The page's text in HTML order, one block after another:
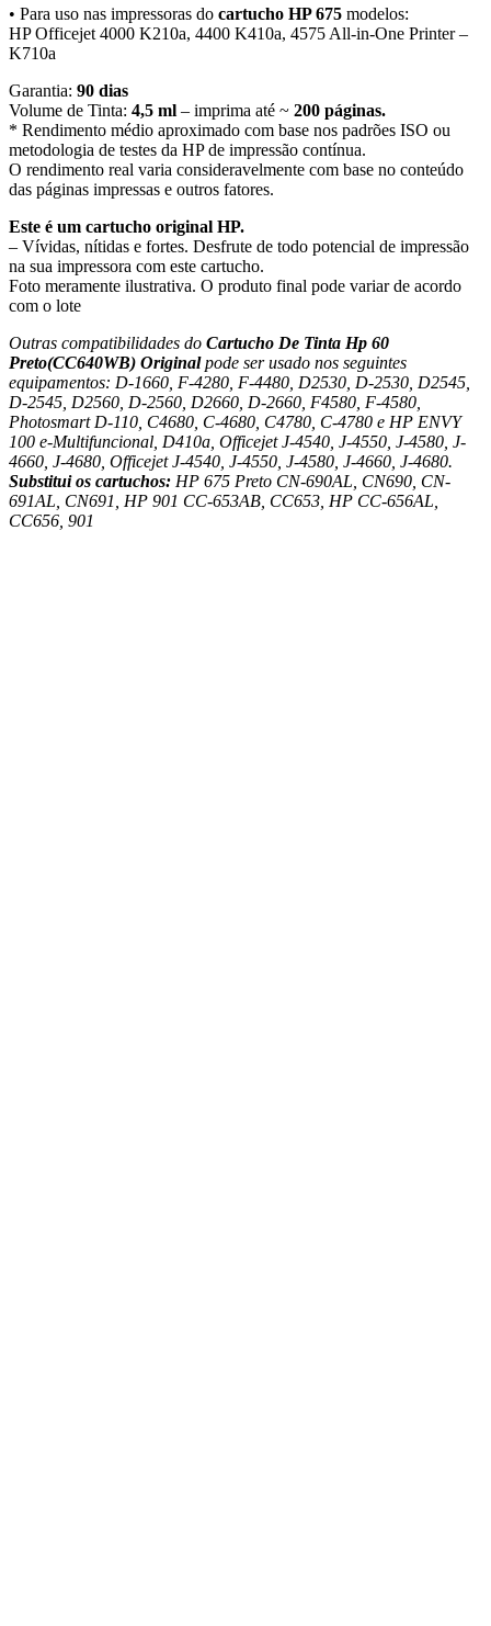
• Para uso nas impressoras do cartucho HP 675 modelos:
HP Officejet 4000 K210a, 4400 K410a, 4575 All-in-One Printer –
K710a
Garantia: 90 dias
Volume de Tinta: 4,5 ml – imprima até ~ 200 páginas.
* Rendimento médio aproximado com base nos padrões ISO ou
metodologia de testes da HP de impressão contínua.
O rendimento real varia consideravelmente com base no conteúdo
das páginas impressas e outros fatores.
Este é um cartucho original HP.
– Vívidas, nítidas e fortes. Desfrute de todo potencial de impressão
na sua impressora com este cartucho.
Foto meramente ilustrativa. O produto final pode variar de acordo
com o lote
Outras compatibilidades do Cartucho De Tinta Hp 60
Preto(CC640WB) Originalpode ser usado nos seguintes
equipamentos: D-1660, F-4280, F-4480, D2530, D-2530, D2545,
D-2545, D2560, D-2560, D2660, D-2660, F4580, F-4580,
Photosmart D-110, C4680, C-4680, C4780, C-4780 e HP ENVY
100 e-Multifuncional, D410a, Officejet J-4540, J-4550, J-4580, J-
4660, J-4680, Officejet J-4540, J-4550, J-4580, J-4660, J-4680.
Substitui os cartuchos: HP 675 Preto CN-690AL, CN690, CN-
691AL, CN691, HP 901 CC-653AB, CC653, HP CC-656AL,
CC656, 901